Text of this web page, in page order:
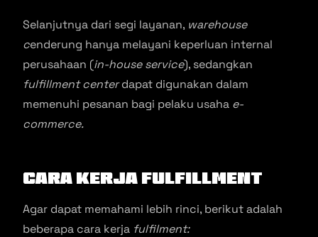
Selanjutnya dari segi layanan, warehouse
cenderung hanya melayani keperluan internal
perusahaan (in-house service), sedangkan
fulfillment centerdapat digunakan dalam
memenuhi pesanan bagi pelaku usaha e-
commerce.
Cara Kerja Fulfillment
Agar dapat memahami lebih rinci, berikut adalah
beberapa cara kerja fulfilment: